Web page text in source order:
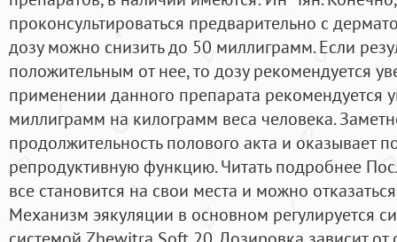
проконсультироваться предварительно с
дозу можно снизить до 50 миллиграмм. Если
положительным от нее, то дозу рекомендуется
применении данного препарата рекомендуется
миллиграмм на килограмм веса человека.
продолжительность полового акта и оказывает
репродуктивную функцию. Читать подробнее
все становится на свои места и можно
Механизм эякуляции в основном регулируется